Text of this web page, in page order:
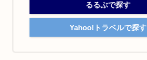
るるぶで探す
Yahoo!トラベルで探す